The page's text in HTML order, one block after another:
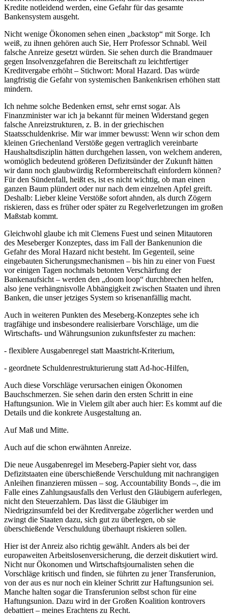
Kredite notleidend werden, eine Gefahr für das gesamte
Bankensystem ausgeht.
Nicht wenige Ökonomen sehen einen „backstop“ mit Sorge. Ich
weiß, zu ihnen gehören auch Sie, Herr Professor Schnabl. Weil
falsche Anreize gesetzt würden. Sie sehen durch die Brandmauer
gegen Insolvenzgefahren die Bereitschaft zu leichtfertiger
Kreditvergabe erhöht – Stichwort: Moral Hazard. Das würde
langfristig die Gefahr von systemischen Bankenkrisen erhöhen statt
mindern.
Ich nehme solche Bedenken ernst, sehr ernst sogar. Als
Finanzminister war ich ja bekannt für meinen Widerstand gegen
falsche Anreizstrukturen, z. B. in der griechischen
Staatsschuldenkrise. Mir war immer bewusst: Wenn wir schon dem
kleinen Griechenland Verstöße gegen vertraglich vereinbarte
Haushaltsdisziplin hätten durchgehen lassen, von welchem anderen,
womöglich bedeutend größeren Defizitsünder der Zukunft hätten
wir dann noch glaubwürdig Reformbereitschaft einfordern können?
Für den Sündenfall, heißt es, ist es nicht wichtig, ob man einen
ganzen Baum plündert oder nur nach dem einzelnen Apfel greift.
Deshalb: Lieber kleine Verstöße sofort ahnden, als durch Zögern
riskieren, dass es früher oder später zu Regelverletzungen im großen
Maßstab kommt.
Gleichwohl glaube ich mit Clemens Fuest und seinen Mitautoren
des Meseberger Konzeptes, dass im Fall der Bankenunion die
Gefahr des Moral Hazard nicht besteht. Im Gegenteil, seine
eingebauten Sicherungsmechanismen – bis hin zu einer von Fuest
vor einigen Tagen nochmals betonten Verschärfung der
Bankenaufsicht – werden den „doom loop“ durchbrechen helfen,
also jene verhängnisvolle Abhängigkeit zwischen Staaten und ihren
Banken, die unser jetziges System so krisenanfällig macht.
Auch in weiteren Punkten des Meseberg-Konzeptes sehe ich
tragfähige und insbesondere realisierbare Vorschläge, um die
Wirtschafts- und Währungsunion zukunftsfester zu machen:
- flexiblere Ausgabenregel statt Maastricht-Kriterium,
- geordnete Schuldenrestrukturierung statt Ad-hoc-Hilfen,
Auch diese Vorschläge verursachen einigen Ökonomen
Bauchschmerzen. Sie sehen darin den ersten Schritt in eine
Haftungsunion. Wie in Vielem gilt aber auch hier: Es kommt auf die
Details und die konkrete Ausgestaltung an.
Auf Maß und Mitte.
Auch auf die schon erwähnten Anreize.
Die neue Ausgabenregel im Meseberg-Papier sieht vor, dass
Defizitstaaten eine überschießende Verschuldung mit nachrangigen
Anleihen finanzieren müssen – sog. Accountability Bonds –, die im
Falle eines Zahlungsausfalls den Verlust den Gläubigern auferlegen,
nicht den Steuerzahlern. Das lässt die Gläubiger im
Niedrigzinsumfeld bei der Kreditvergabe zögerlicher werden und
zwingt die Staaten dazu, sich gut zu überlegen, ob sie
überschießende Verschuldung überhaupt riskieren sollen.
Hier ist der Anreiz also richtig gewählt. Anders als bei der
europaweiten Arbeitslosenversicherung, die derzeit diskutiert wird.
Nicht nur Ökonomen und Wirtschaftsjournalisten sehen die
Vorschläge kritisch und finden, sie führten zu jener Transferunion,
von der aus es nur noch ein kleiner Schritt zur Haftungsunion sei.
Manche halten sogar die Transferunion selbst schon für eine
Haftungsunion. Dazu wird in der Großen Koalition kontrovers
debattiert – meines Erachtens zu Recht.